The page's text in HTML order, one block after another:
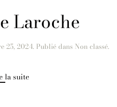
Laroche
25, 2024. Publié dans Non classé.
la suite